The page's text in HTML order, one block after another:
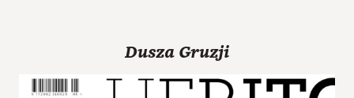
Dusza Gruzji